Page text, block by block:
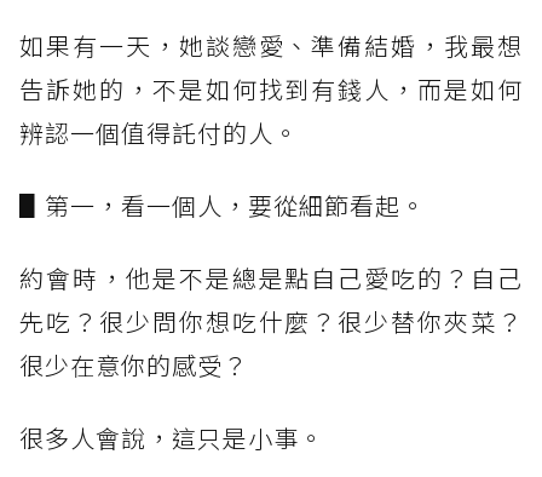
如果有一天，她談戀愛、準備結婚，我最想
告訴她的，不是如何找到有錢人，而是如何
辨認一個值得託付的人。
▋第一，看一個人，要從細節看起。
約會時，他是不是總是點自己愛吃的？自己
先吃？很少問你想吃什麼？很少替你夾菜？
很少在意你的感受？
很多人會說，這只是小事。